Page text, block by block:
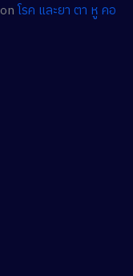
onโรค และยา ตา หู คอ